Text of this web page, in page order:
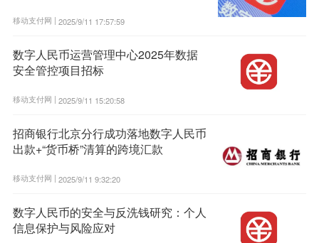
移动支付网 | 2025/9/11 17:57:59
数字人民币运营管理中心2025年数据
安全管控项目招标
移动支付网 | 2025/9/11 15:20:58
招商银行北京分行成功落地数字人民币
出款+“货币桥”清算的跨境汇款
移动支付网 | 2025/9/11 9:32:20
数字人民币的安全与反洗钱研究：个人
信息保护与风险应对